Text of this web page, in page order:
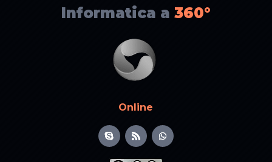
Informatica a 360°
Online